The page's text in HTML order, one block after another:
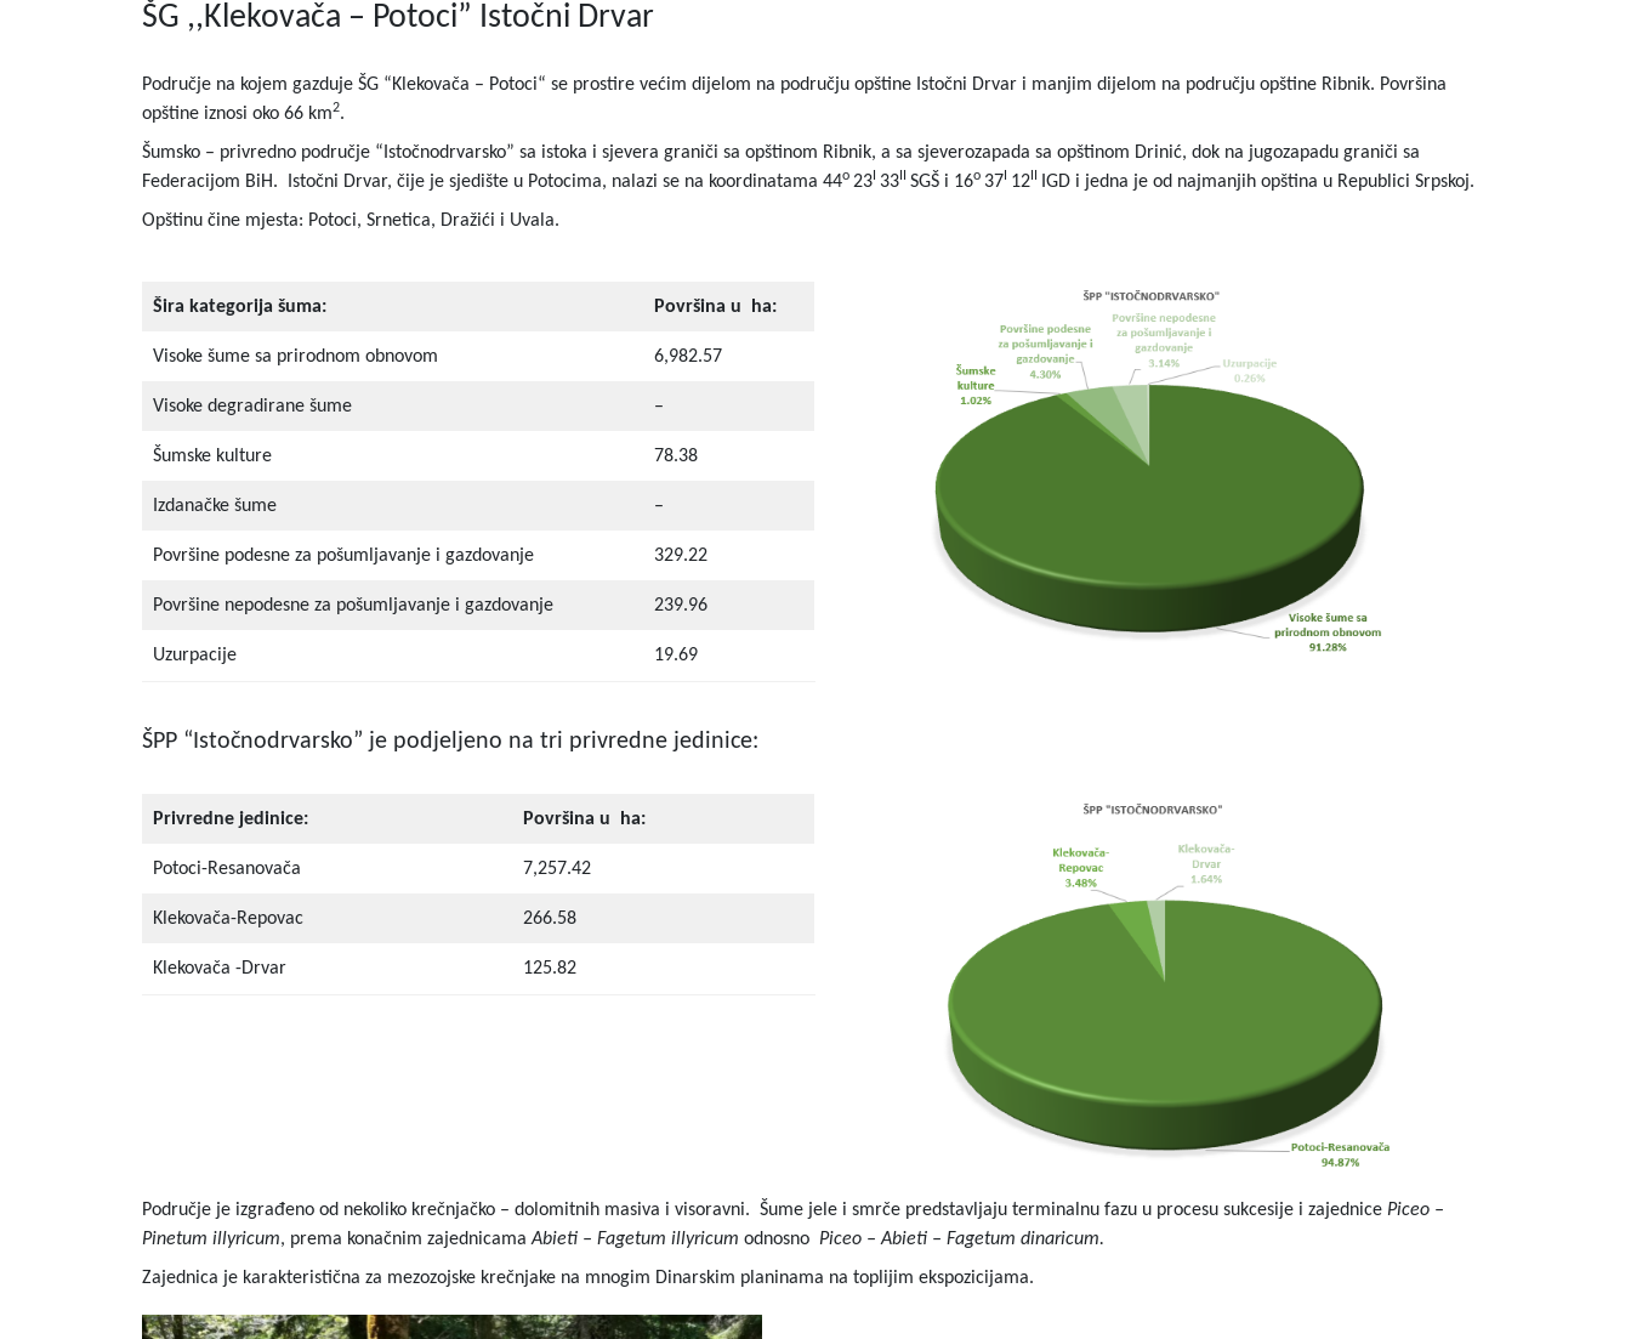
ŠG ,,Klekovača – Potoci” Istočni Drvar
Područje na kojem gazduje ŠG “Klekovača – Potoci“ se prostire većim dijelom na području opštine Istočni Drvar i manjim dijelom na području opštine Ribnik. Površina
opštine iznosi oko 66 km2.
Šumsko – privredno područje “Istočnodrvarsko” sa istoka i sjevera graniči sa opštinom Ribnik, a sa sjeverozapada sa opštinom Drinić, dok na jugozapadu graniči sa
Federacijom BiH. Istočni Drvar, čije je sjedište u Potocima, nalazi se na koordinatama 44o 23 33 SGŠ i 16o 37 12
IGD i jedna je od najmanjih opština u Republici Srpskoj.
Opštinu čine mjesta: Potoci, Srnetica, Dražići i Uvala.
Šira kategorija šuma: Površina u ha:
Visoke šume sa prirodnom obnovom 6,982.57
Visoke degradirane šume –
Šumske kulture 78.38
Izdanačke šume –
Površine podesne za pošumljavanje i gazdovanje 329.22
Površine nepodesne za pošumljavanje i gazdovanje 239.96
Uzurpacije 19.69
ŠPP “Istočnodrvarsko” je podjeljeno na tri privredne jedinice:
Privredne jedinice: Površina u ha:
Potoci-Resanovača 7,257.42
Klekovača-Repovac 266.58
Klekovača -Drvar 125.82
Područje je izgrađeno od nekoliko krečnjačko – dolomitnih masiva i visoravni. Šume jele i smrče predstavljaju terminalnu fazu u procesu sukcesije i zajednice Piceo –
Pinetum illyricum, prema konačnim zajednicamaAbieti – Fagetum illyricum odnosno Piceo – Abieti – Fagetum dinaricum.
Zajednica je karakteristična za mezozojske krečnjake na mnogim Dinarskim planinama na toplijim ekspozicijama.